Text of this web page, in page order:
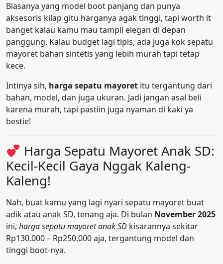
Biasanya yang model boot panjang dan punya
aksesoris kilap gitu harganya agak tinggi, tapi worth it
banget kalau kamu mau tampil elegan di depan
panggung. Kalau budget lagi tipis, ada juga kok sepatu
mayoret bahan sintetis yang lebih murah tapi tetap
kece.
Intinya sih, harga sepatu mayoret itu tergantung dari
bahan, model, dan juga ukuran. Jadi jangan asal beli
karena murah, tapi pastiin juga nyaman di kaki ya
bestie!
Harga Sepatu Mayoret Anak SD:
Kecil-Kecil Gaya Nggak Kaleng-
Kaleng!
Nah, buat kamu yang lagi nyari sepatu mayoret buat
adik atau anak SD, tenang aja. Di bulan November 2025
ini, harga sepatu mayoret anak SD kisarannya sekitar
Rp130.000 – Rp250.000 aja, tergantung model dan
tinggi boot-nya.